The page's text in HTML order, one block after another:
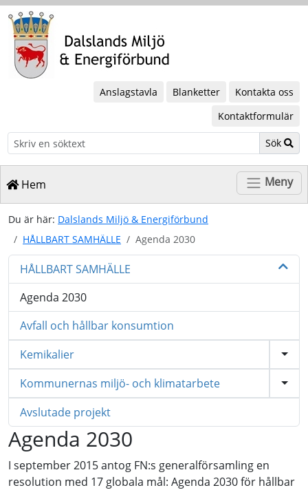
Anslagstavla Blanketter
Kontakta oss
Kontaktformulär
Sök
Sök
Hem Meny
Du är här: Dalslands Miljö & Energiförbund
HÅLLBART SAMHÄLLE
Agenda 2030
HÅLLBART SAMHÄLLE
Agenda 2030
Avfall och hållbar konsumtion
Kemikalier
Kommunernas miljö- och klimatarbete
Avslutade projekt
Agenda 2030
I september 2015 antog FN:s generalförsamling en
resolution med 17 globala mål: Agenda 2030 för hållbar